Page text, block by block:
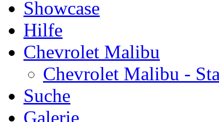
Showcase
Hilfe
Chevrolet Malibu
Chevrolet Malibu -
Suche
Galerie